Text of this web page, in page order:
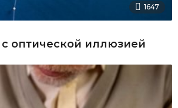
1647
оптической иллюзией